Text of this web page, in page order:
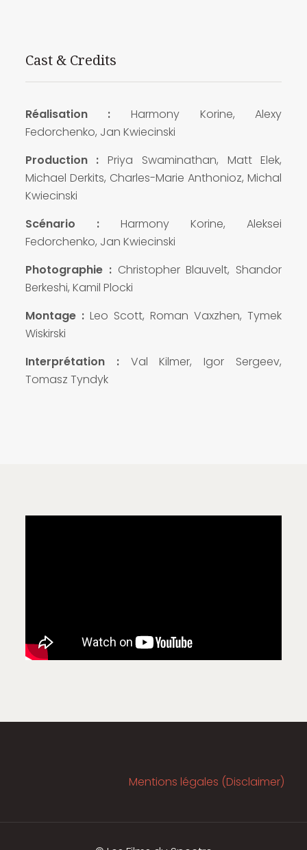
Cast & Credits
Réalisation : Harmony Korine, Alexy
Fedorchenko, Jan Kwiecinski
Production :Priya Swaminathan, Matt Elek,
Michael Derkits, Charles-Marie Anthonioz, Michal
Kwiecinski
Scénario :Harmony Korine, Aleksei
Fedorchenko, Jan Kwiecinski
Photographie : Christopher Blauvelt, Shandor
Berkeshi, Kamil Plocki
Montage : Leo Scott, Roman Vaxzhen, Tymek
Wiskirski
Interprétation : Val Kilmer, Igor Sergeev,
Tomasz Tyndyk
Mentions légales (Disclaimer)